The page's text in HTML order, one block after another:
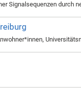
Signalsequenzen durch